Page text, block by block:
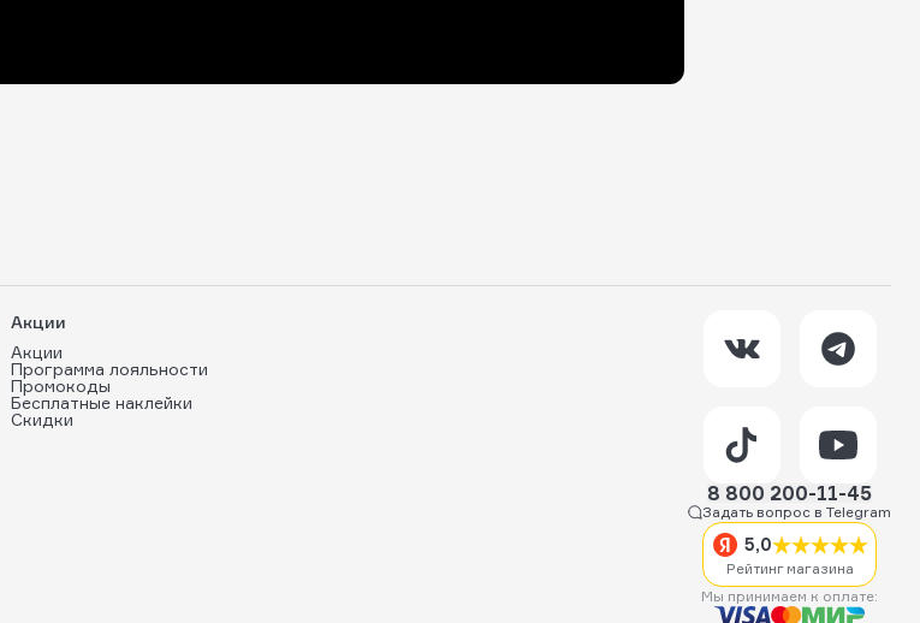
Акции
Акции
Программа лояльности
Промокоды
Бесплатные наклейки
Скидки
8 800 200-11-45
Задать вопрос в Telegram
5,0
Рейтинг магазина
Мы принимаем к оплате: